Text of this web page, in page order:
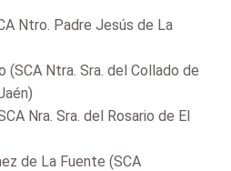
Ntro. Padre Jesús de La
(SCA Ntra. Sra. del Collado de
Nra. Sra. del Rosario de El
de La Fuente (SCA